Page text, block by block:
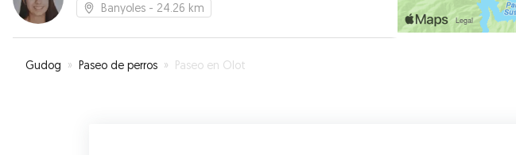
Banyoles - 24.26 km
Gudog » Paseo de perros » Paseo en Olot